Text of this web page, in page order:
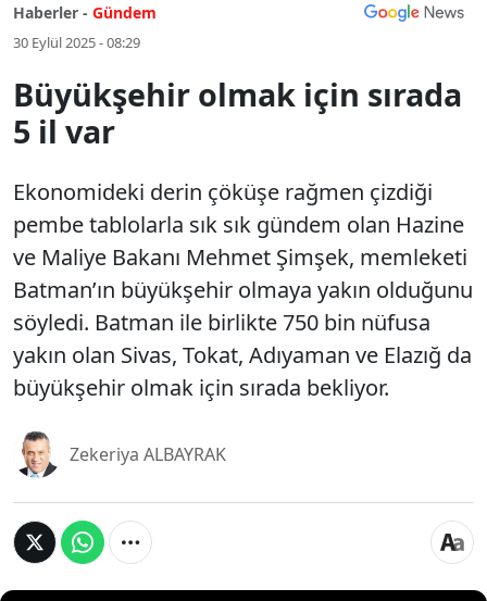
Haberler - Gündem
30 Eylül 2025 - 08:29
Büyükşehir olmak için sırada
5 il var
Ekonomideki derin çöküşe rağmen çizdiği
pembe tablolarla sık sık gündem olan Hazine
ve Maliye Bakanı Mehmet Şimşek, memleketi
Batman’ın büyükşehir olmaya yakın olduğunu
söyledi. Batman ile birlikte 750 bin nüfusa
yakın olan Sivas, Tokat, Adıyaman ve Elazığ da
büyükşehir olmak için sırada bekliyor.
Zekeriya ALBAYRAK